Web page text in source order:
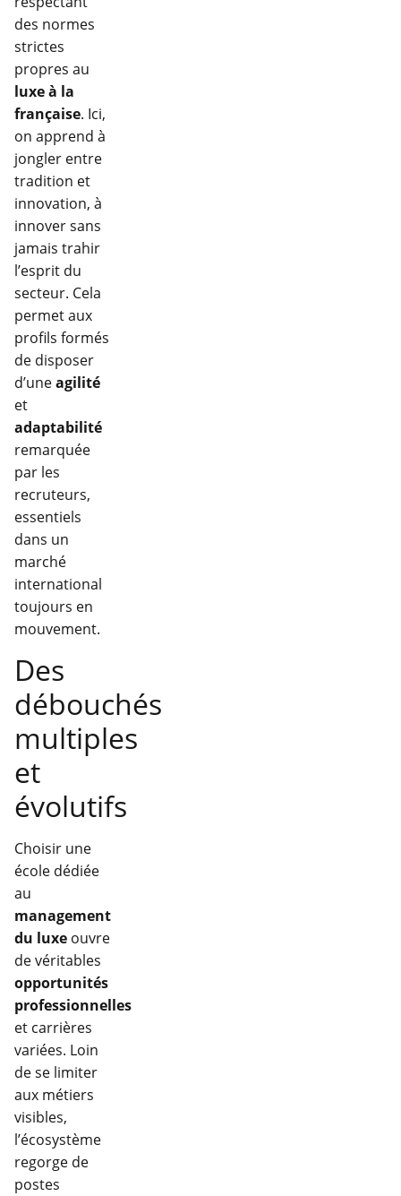
des normes
strictes
propres au
luxe à la
française. Ici,
on apprend à
jongler entre
tradition et
innovation, à
innover sans
jamais trahir
l’esprit du
secteur. Cela
permet aux
profils formés
de disposer
d’uneagilité
et
adaptabilité
remarquée
par les
recruteurs,
essentiels
dans un
marché
international
toujours en
mouvement.
Des
débouchés
multiples
et
évolutifs
Choisir une
école dédiée
au
management
du luxe ouvre
de véritables
opportunités
professionnelles
et carrières
variées. Loin
de se limiter
aux métiers
visibles,
l’écosystème
regorge de
postes